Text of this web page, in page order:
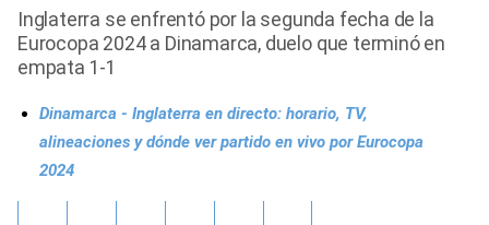
Tendencias Mix
Inglaterra se enfrentó por la segunda fecha de la
Eurocopa 2024 a Dinamarca, duelo que terminó en
empata 1-1
Dinamarca - Inglaterra en directo: horario, TV,
alineaciones y dónde ver partido en vivo por Eurocopa
2024